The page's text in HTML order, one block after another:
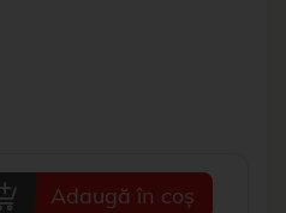
Adaugă în coș